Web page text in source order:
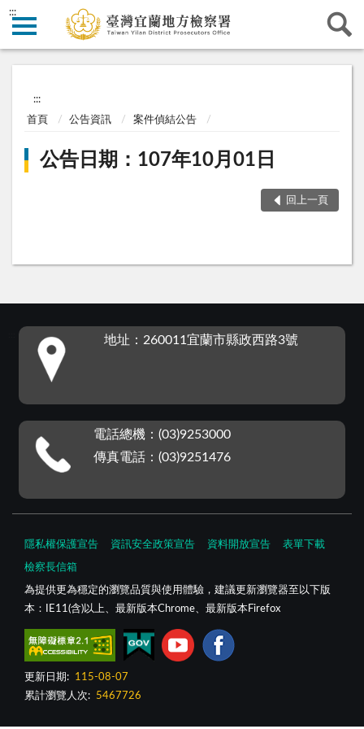
:::
:::
首頁 公告資訊 案件偵結公告
公告日期：107年10月01日
回上一頁
地址：260011宜蘭市縣政西路3號
電話總機：(03)9253000
傳真電話：(03)9251476
隱私權保護宣告 資訊安全政策宣告 資料開放宣告 表單下載
檢察長信箱
為提供更為穩定的瀏覽品質與使用體驗，建議更新瀏覽器至以下版
本：IE11(含)以上、最新版本Chrome、最新版本Firefox
更新日期:
115-08-07
累計瀏覽人次:
5467726